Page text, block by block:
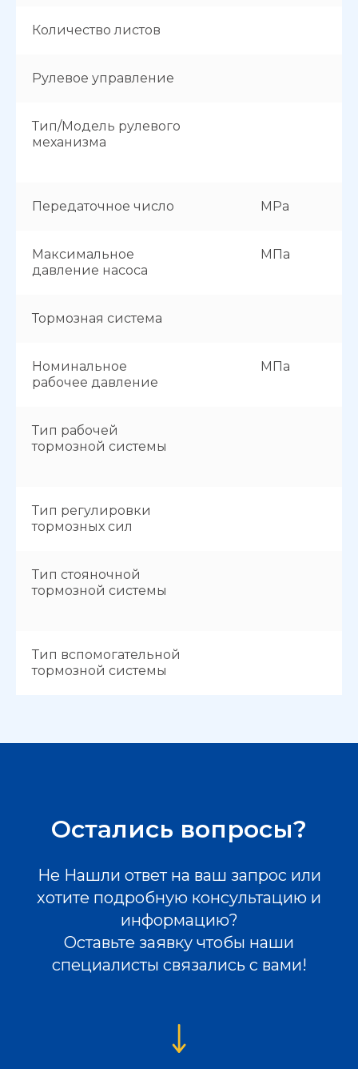
Количество листов
Рулевое управление
Тип/Модель рулевого
механизма
Передаточное число MPa
Максимальное
давление насоса
МПа
Тормозная система
Номинальное
рабочее давление
МПа
Тип рабочей
тормозной системы
Тип регулировки
тормозных сил
Тип стояночной
тормозной системы
Тип вспомогательной
тормозной системы
Остались вопросы?
Не Нашли ответ на ваш запрос или
хотите подробную консультацию и
информацию?
Оставьте заявку чтобы наши
специалисты связались с вами!